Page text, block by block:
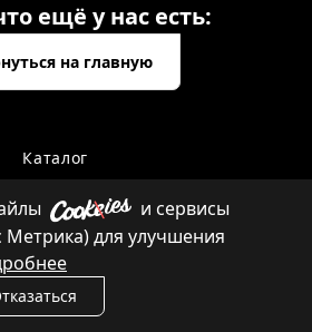
ещё у нас есть:
на главную
Каталог
Контакты
и сервисы
Метрика) для улучшения